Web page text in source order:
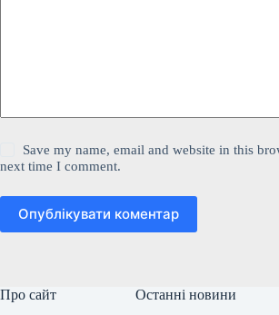
Save my name, email and website in this
next time I comment.
Опублікувати коментар
Про сайт Останні новини